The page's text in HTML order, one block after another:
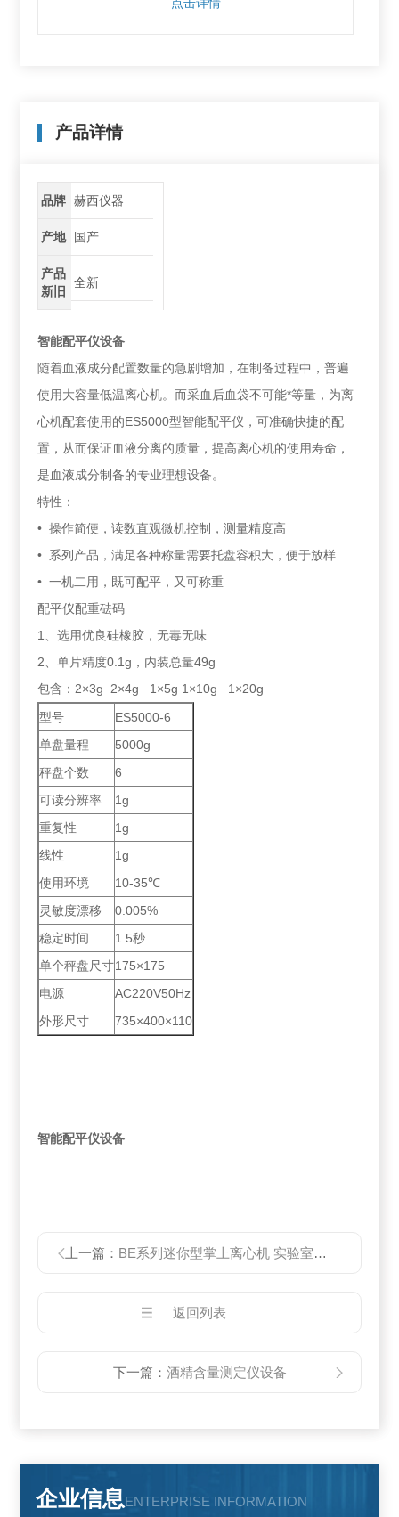
产品详情
品牌 赫西仪器
产地 国产
产品
新旧
全新
智能配平仪设备
随着血液成分配置数量的急剧增加，在制备过程中，普遍
使用大容量低温离心机。而采血后血袋不可能*等量，为离
心机配套使用的ES5000型智能配平仪，可准确快捷的配
置，从而保证血液分离的质量，提高离心机的使用寿命，
是血液成分制备的专业理想设备。
特性：
• 操作简便，读数直观微机控制，测量精度高
• 系列产品，满足各种称量需要托盘容积大，便于放样
• 一机二用，既可配平，又可称重
配平仪配重砝码
1、选用优良硅橡胶，无毒无味
2、单片精度0.1g，内装总量49g
包含：2×3g 2×4g 1×5g 1×10g 1×20g
型号
ES5000-6
单盘量程
5000g
秤盘个数
6
可读分辨率
1g
重复性
1g
线性
1g
使用环境
10-35℃
灵敏度漂移
0.005%
稳定时间
1.5秒
单个秤盘尺寸175×175
电源
AC220V50Hz
外形尺寸
735×400×110
智能配平仪设备
上一篇： BE系列迷你型掌上离心机 实验室离心机
返回列表
下一篇： 酒精含量测定仪设备
企业信息ENTERPRISE INFORMATION